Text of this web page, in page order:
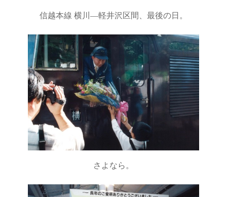
信越本線 横川―軽井沢区間、最後の日。
さよなら。